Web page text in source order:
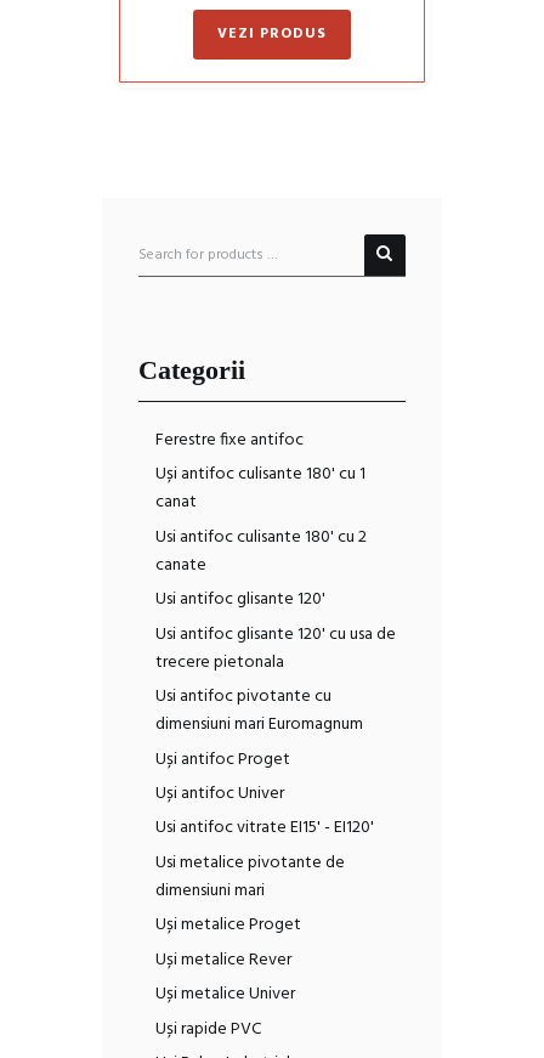
VEZI PRODUS
Categorii
Ferestre fixe antifoc
Uși antifoc culisante 180' cu 1
canat
Usi antifoc culisante 180' cu 2
canate
Usi antifoc glisante 120'
Usi antifoc glisante 120' cu usa de
trecere pietonala
Usi antifoc pivotante cu
dimensiuni mari Euromagnum
Uși antifoc Proget
Uși antifoc Univer
Usi antifoc vitrate EI15' - EI120'
Usi metalice pivotante de
dimensiuni mari
Uși metalice Proget
Uși metalice Rever
Uși metalice Univer
Uși rapide PVC